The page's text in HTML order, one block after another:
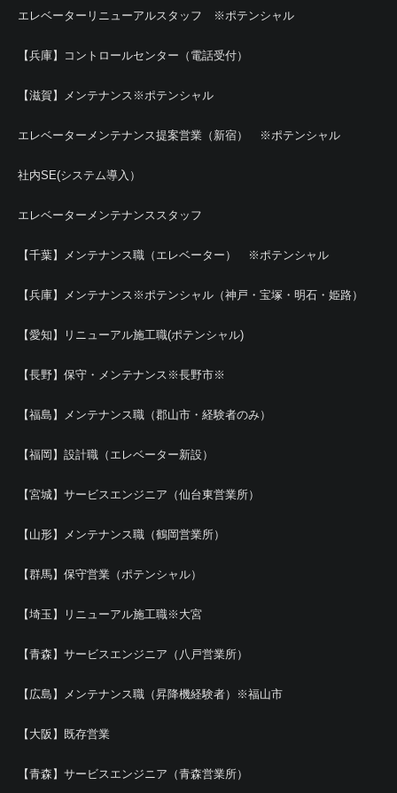
エレベーターリニューアルスタッフ ※ポテンシャル
【兵庫】コントロールセンター（電話受付）
【滋賀】メンテナンス※ポテンシャル
エレベーターメンテナンス提案営業（新宿） ※ポテンシャル
社内SE(システム導入）
エレベーターメンテナンススタッフ
【千葉】メンテナンス職（エレベーター） ※ポテンシャル
【兵庫】メンテナンス※ポテンシャル（神戸・宝塚・明石・姫路）
【愛知】リニューアル施工職(ポテンシャル)
【長野】保守・メンテナンス※長野市※
【福島】メンテナンス職（郡山市・経験者のみ）
【福岡】設計職（エレベーター新設）
【宮城】サービスエンジニア（仙台東営業所）
【山形】メンテナンス職（鶴岡営業所）
【群馬】保守営業（ポテンシャル）
【埼玉】リニューアル施工職※大宮
【青森】サービスエンジニア（八戸営業所）
【広島】メンテナンス職（昇降機経験者）※福山市
【大阪】既存営業
【青森】サービスエンジニア（青森営業所）